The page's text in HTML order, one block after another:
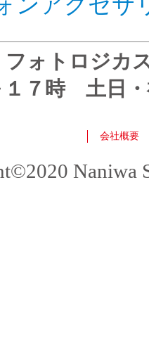
フォトロジ
７時 土日・
会社概要
Naniwa